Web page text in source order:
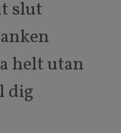
slut
helt utan
dig